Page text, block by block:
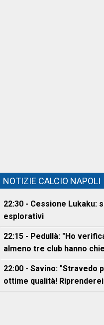
NOTIZIE CALCIO NAPOLI
22:30 - Cessione Lukaku:
esplorativi
22:15 - Pedullà: "Ho
almeno tre club hanno
22:00 - Savino: "Stravedo
ottime qualità! Riprenderei